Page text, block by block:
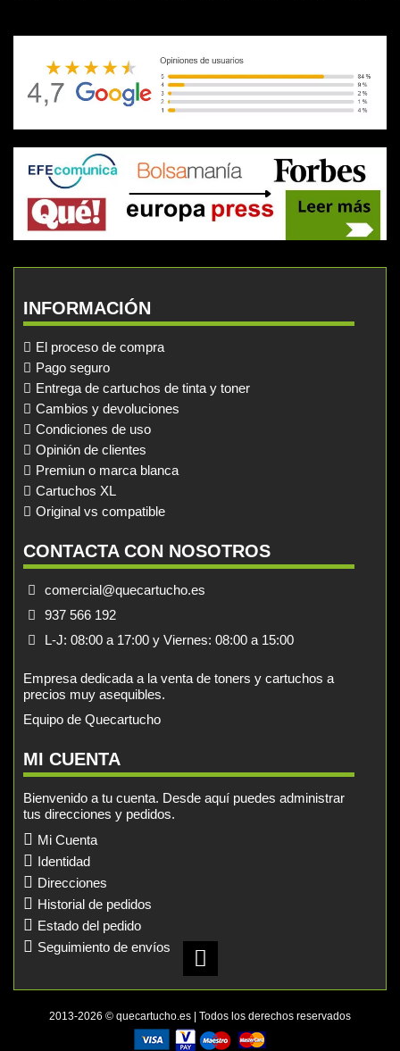
INFORMACIÓN
El proceso de compra
Pago seguro
Entrega de cartuchos de tinta y toner
Cambios y devoluciones
Condiciones de uso
Opinión de clientes
Premiun o marca blanca
Cartuchos XL
Original vs compatible
CONTACTA CON NOSOTROS
comercial@quecartucho.es
937 566 192
L-J: 08:00 a 17:00 y Viernes: 08:00 a 15:00
Empresa dedicada a la venta de toners y cartuchos a
precios muy asequibles.
Equipo de Quecartucho
MI CUENTA
Bienvenido a tu cuenta. Desde aquí puedes administrar
tus direcciones y pedidos.
Mi Cuenta
Identidad
Direcciones
Historial de pedidos
Estado del pedido
Seguimiento de envíos
2013-2026 © quecartucho.es | Todos los derechos reservados